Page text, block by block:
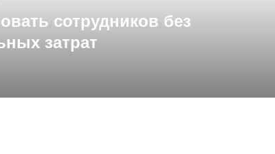
сотрудников без
затрат